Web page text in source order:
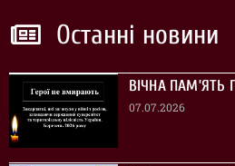
Останні новини
ВІЧНА ПАМ’ЯТЬ
07.07.2026